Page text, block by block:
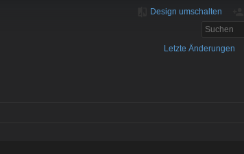
Design umschalten
Letzte Änderungen